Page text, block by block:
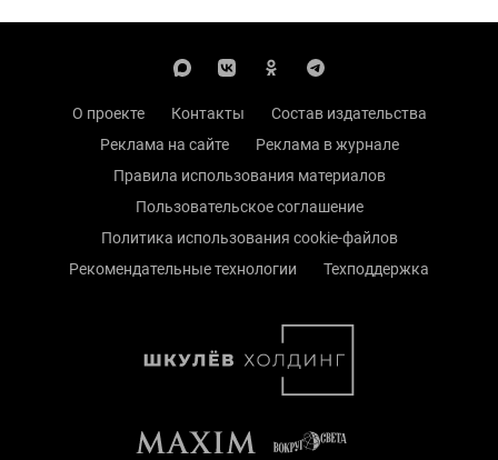
О проекте Контакты
Состав издательства
Реклама на сайте
Реклама в журнале
Правила использования материалов
Пользовательское соглашение
Политика использования cookie-файлов
Рекомендательные технологии
Техподдержка